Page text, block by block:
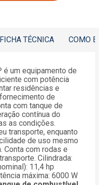
FICHA TÉCNICA COMO
é um equipamento de
com potência
residências e
de
com tanque de
contínua do
as condições.
transporte, enquanto
de uso mesmo
Conta com rodas e
Cilindrada:
11,4 hp
máxima: 6000 W